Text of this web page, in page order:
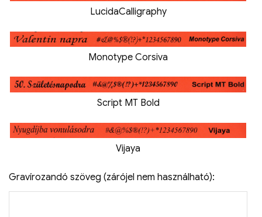
LucidaCalligraphy
Monotype Corsiva
Script MT Bold
Vijaya
Gravírozandó szöveg (zárójel nem használható):